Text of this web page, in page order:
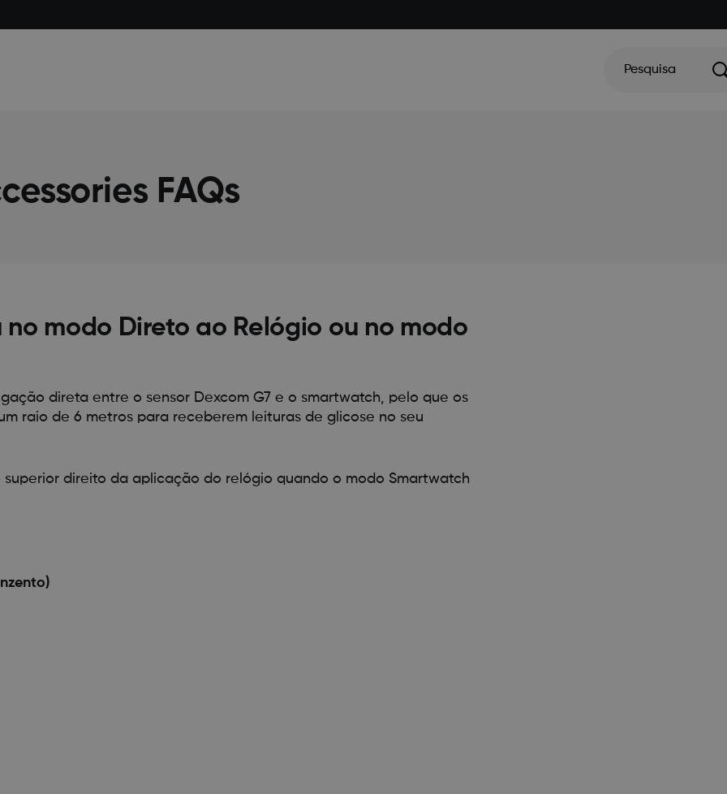
Pesquisa
FAQs
modo Direto ao Relógio ou no modo
direta entre o sensor Dexcom G7 e o smartwatch, pelo que os
raio de 6 metros para receberem leituras de glicose no seu
direito da aplicação do relógio quando o modo Smartwatch